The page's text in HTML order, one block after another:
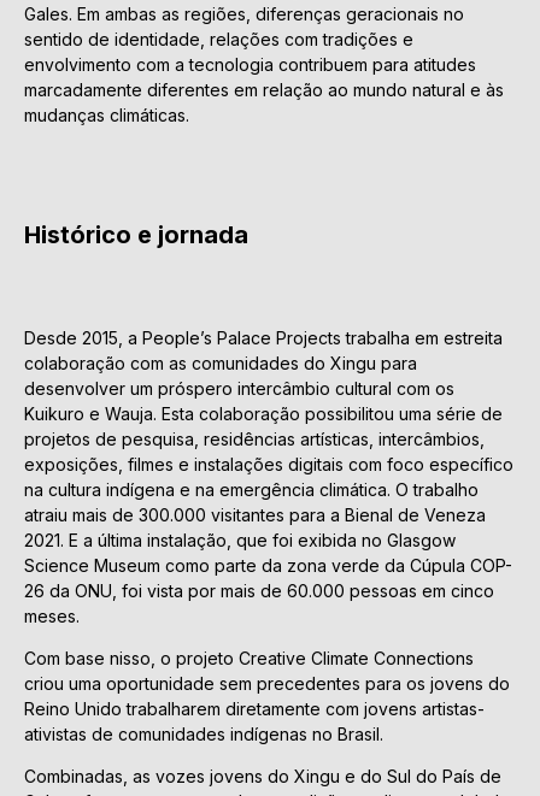
Gales. Em ambas as regiões, diferenças geracionais no
sentido de identidade, relações com tradições e
envolvimento com a tecnologia contribuem para atitudes
marcadamente diferentes em relação ao mundo natural e às
mudanças climáticas.
Histórico e jornada
Desde 2015, a People’s Palace Projects trabalha em estreita
colaboração com as comunidades do Xingu para
desenvolver um próspero intercâmbio cultural com os
Kuikuro e Wauja. Esta colaboração possibilitou uma série de
projetos de pesquisa, residências artísticas, intercâmbios,
exposições, filmes e instalações digitais com foco específico
na cultura indígena e na emergência climática. O trabalho
atraiu mais de 300.000 visitantes para a Bienal de Veneza
2021. E a última instalação, que foi exibida no Glasgow
Science Museum como parte da zona verde da Cúpula COP-
26 da ONU, foi vista por mais de 60.000 pessoas em cinco
meses.
Com base nisso, o projeto Creative Climate Connections
criou uma oportunidade sem precedentes para os jovens do
Reino Unido trabalharem diretamente com jovens artistas-
ativistas de comunidades indígenas no Brasil.
Combinadas, as vozes jovens do Xingu e do Sul do País de